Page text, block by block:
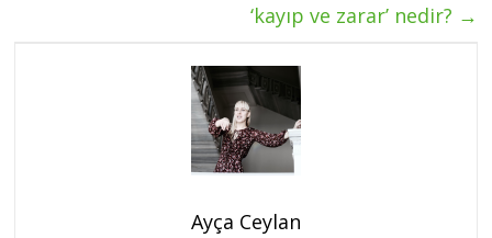
‘kayıp ve zarar’ nedir? →
Ayça Ceylan